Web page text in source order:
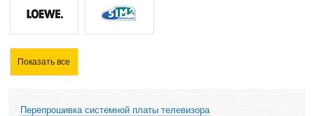
Показать все
Перепрошивка системной платы телевизора